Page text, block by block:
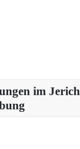
im